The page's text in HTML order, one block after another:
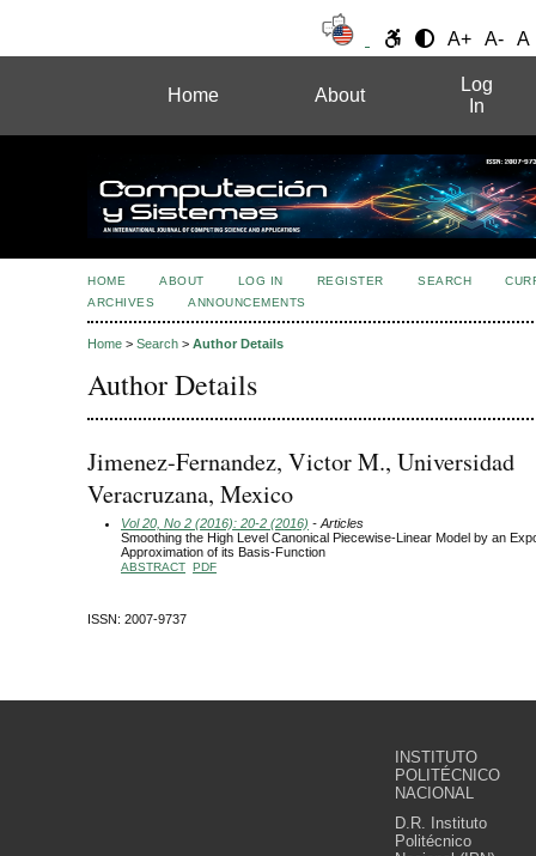
A+ A- A
Home About
Log
In
HOME ABOUT LOG IN REGISTER SEARCH
ARCHIVES
ANNOUNCEMENTS
Home > Search > Author Details
Author Details
Jimenez-Fernandez, Victor M., Universidad
Veracruzana, Mexico
Vol 20, No 2 (2016): 20-2 (2016) - Articles
Smoothing the High Level Canonical Piecewise-Linear Model by an
Approximation of its Basis-Function
ABSTRACT PDF
ISSN: 2007-9737
INSTITUTO
POLITÉCNICO
NACIONAL
D.R. Instituto
Politécnico